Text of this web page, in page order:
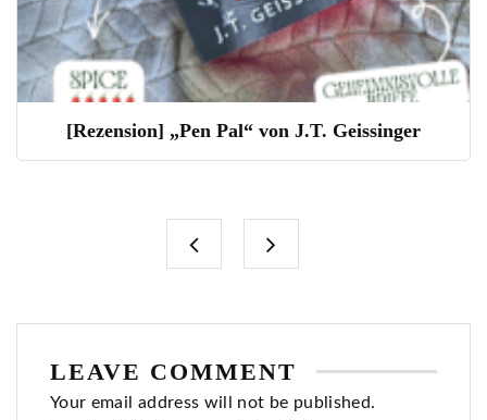
[Rezension] „Pen Pal“ von J.T. Geissinger
LEAVE COMMENT
Your email address will not be published.